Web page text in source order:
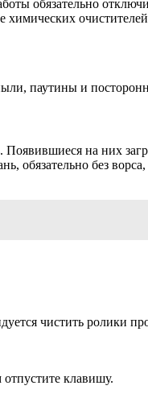
обязательно
паутины и
на них
обязательно без
чистить ролики
клавишу.